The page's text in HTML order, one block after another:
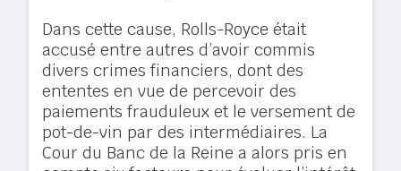
Dans cette cause, Rolls-Royce était
accusé entre autres d’avoir commis
divers crimes financiers, dont des
ententes en vue de percevoir des
paiements frauduleux et le versement de
pot-de-vin par des intermédiaires. La
Cour du Banc de la Reine a alors pris en